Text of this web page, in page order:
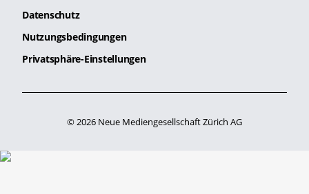
Datenschutz
Nutzungsbedingungen
Privatsphäre-Einstellungen
© 2026 Neue Mediengesellschaft Zürich AG